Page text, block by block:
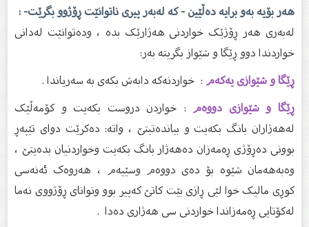
هەر بۆیە بەو برایە دەڵێین - کە لەبەر پیری ناتوانێت ڕۆژوو بگرێت- :
لەبەری هەر ڕۆژێک خواردنی هەژارێک بدە ، ودەتوانێت لەدانی
خواردندا دوو ڕێگا و شێواز بگریتە بەر:
ڕێگا و شێوازی یەکەم: خواردنەکە دابەش بکەی بە سەریاندا .
ڕێگا و شێوازی دووەم: خواردن دروست بکەیت و کۆمەڵێک
لەهەژاران بانگ بکەیت و بیاندەتیتێ ، واتە: دەکرێت دوای تێپەڕ
بوونی دەڕۆژی ڕەمەزان دەهەژار بانگ بکەیت وخواردنیان بدەیتێ ،
وەبەهەمان شێوە بۆ دەی دووەم وسێیەم ، هەروەک ئەنەسی
کوڕی مالیک خوا لێی ڕازی بێت کاتێ کەپیر بوو وتوانای ڕۆژووی نەما
لەکۆتایی ڕەمەزاندا خواردنی سی هەژاری دەدا .